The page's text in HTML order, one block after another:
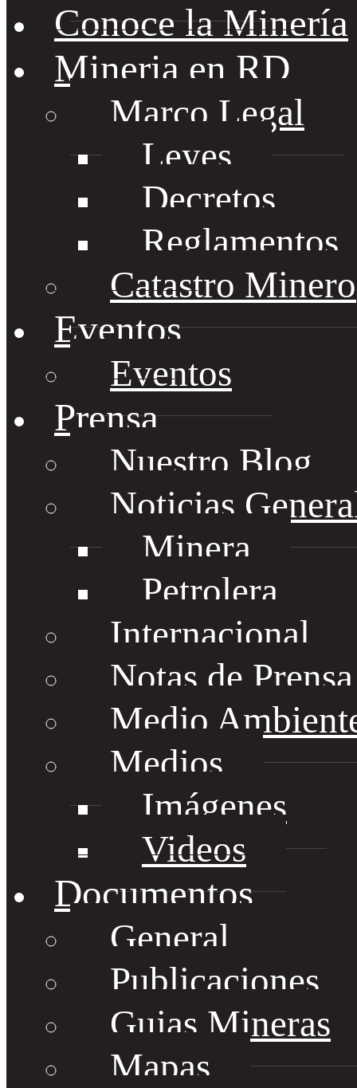
Conoce la Minería
Mineria en RD
Marco Legal
Leyes
Decretos
Reglamentos
Catastro Minero
Eventos
Eventos
Prensa
Nuestro Blog
Noticias
Minera
Petrolera
Internacional
Notas de
Medio
Medios
Imágenes
Videos
Documentos
General
Publicaciones
Guias Mineras
Mapas